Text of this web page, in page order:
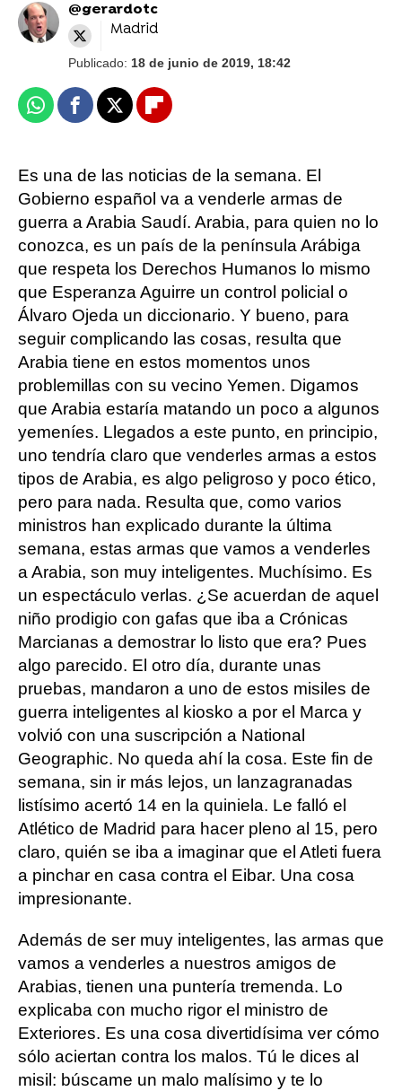
@gerardotc
Madrid
Publicado: 18 de junio de 2019, 18:42
WhatsappFacebook
X Flipboard
Es una de las noticias de la semana. El
Gobierno español va a venderle armas de
guerra a Arabia Saudí. Arabia, para quien no lo
conozca, es un país de la península Arábiga
que respeta los Derechos Humanos lo mismo
que Esperanza Aguirre un control policial o
Álvaro Ojeda un diccionario. Y bueno, para
seguir complicando las cosas, resulta que
Arabia tiene en estos momentos unos
problemillas con su vecino Yemen. Digamos
que Arabia estaría matando un poco a algunos
yemeníes. Llegados a este punto, en principio,
uno tendría claro que venderles armas a estos
tipos de Arabia, es algo peligroso y poco ético,
pero para nada. Resulta que, como varios
ministros han explicado durante la última
semana, estas armas que vamos a venderles
a Arabia, son muy inteligentes. Muchísimo. Es
un espectáculo verlas. ¿Se acuerdan de aquel
niño prodigio con gafas que iba a Crónicas
Marcianas a demostrar lo listo que era? Pues
algo parecido. El otro día, durante unas
pruebas, mandaron a uno de estos misiles de
guerra inteligentes al kiosko a por el Marca y
volvió con una suscripción a National
Geographic. No queda ahí la cosa. Este fin de
semana, sin ir más lejos, un lanzagranadas
listísimo acertó 14 en la quiniela. Le falló el
Atlético de Madrid para hacer pleno al 15, pero
claro, quién se iba a imaginar que el Atleti fuera
a pinchar en casa contra el Eibar. Una cosa
impresionante.
Además de ser muy inteligentes, las armas que
vamos a venderles a nuestros amigos de
Arabias, tienen una puntería tremenda. Lo
explicaba con mucho rigor el ministro de
Exteriores. Es una cosa divertidísima ver cómo
sólo aciertan contra los malos. Tú le dices al
misil: búscame un malo malísimo y te lo